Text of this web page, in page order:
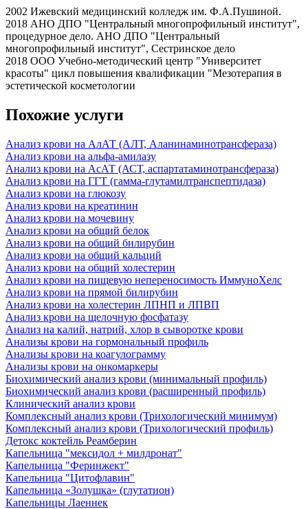
2002 Ижевский медицинский колледж им. Ф.А.Пушиной.
2018 АНО ДПО "Центральный многопрофильный институт",
процедурное дело. АНО ДПО "Центральный
многопрофильный институт", Сестринское дело
2018 ООО Учебно-методический центр "Университет
красоты" цикл повышения квалификации "Мезотерапия в
эстетической косметологии
Похожие услуги
Анализ крови на АлАТ (АЛТ, Аланинаминотрансфераза)
Анализ крови на альфа-амилазу
Анализ крови на АсАТ (АСТ, аспартатаминотрансфераза)
Анализ крови на ГГТ (гамма-глутамилтранспептидаза)
Анализ крови на глюкозу
Анализ крови на креатинин
Анализ крови на мочевину
Анализ крови на общий белок
Анализ крови на общий билирубин
Анализ крови на общий кальций
Анализ крови на общий холестерин
Анализ крови на пищевую непереносимость ИммуноХелс
Анализ крови на прямой билирубин
Анализ крови на холестерин ЛПНП и ЛПВП
Анализ крови на щелочную фосфатазу
Анализ на калий, натрий, хлор в сыворотке крови
Анализы крови на гормональный профиль
Анализы крови на коагулограмму
Анализы крови на онкомаркеры
Биохимический анализ крови (минимальный профиль)
Биохимический анализ крови (расширенный профиль)
Клинический анализ крови
Комплексный анализ крови (Трихологический минимум)
Комплексный анализ крови (Трихологический профиль)
Детокс коктейль Реамберин
Капельница "мексидол + милдронат"
Капельница "Феринжект"
Капельница "Цитофлавин"
Капельница «Золушка» (глутатион)
Капельницы Лаеннек